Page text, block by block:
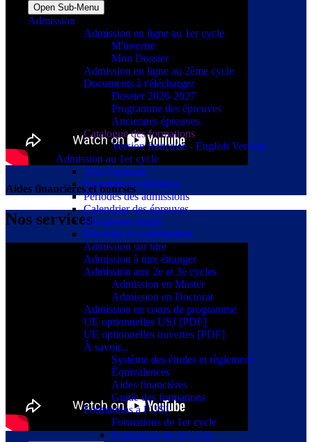
Open Sub-Menu
Admission
Admission en ligne au 1er cycle
M'inscrire
Mon Dossier
Admission en ligne au 2ème cycle
Documents à t'élécharger
Dossier 2026-2027
Programme des épreuves
Anciennes épreuves
Catalogue des formations
Version française - English Version
Admission au 1er cycle
Test d'aptitude
Demande d’admission
Périodes des admissions
Calendrier des épreuves
Documents requis
Résultats et confirmation
Admission sur titre
Admission à titre étranger
Admission aux 2e et 3e cycles
Admission en Master
Admission en Doctorat
Admission en cours de programme
UE optionnelles USJ [PDF]
UE optionnelles ouvertes [PDF]
À savoir...
Système des études et règlement
Équivalences
Aides financières
Guide des formations
Formations à l’USJ
Formations de 1er cycle
Formations de 2e cycle
Aides financières et bourses
Nos services